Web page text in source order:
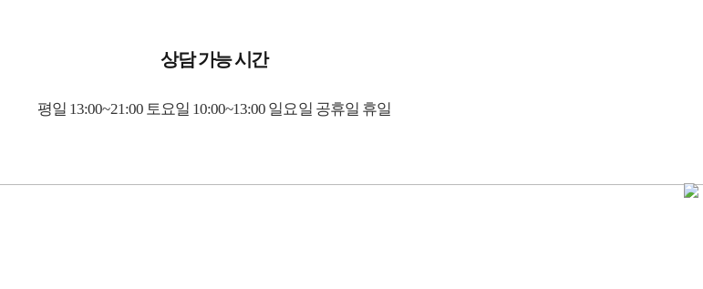
상담 가능 시간
평일 13:00~21:00 토요일 10:00~13:00 일요일 공휴일 휴일